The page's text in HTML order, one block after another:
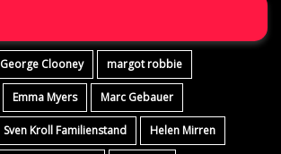
George Clooney margot robbie
Emma Myers Marc Gebauer
Sven Kroll Familienstand Helen Mirren